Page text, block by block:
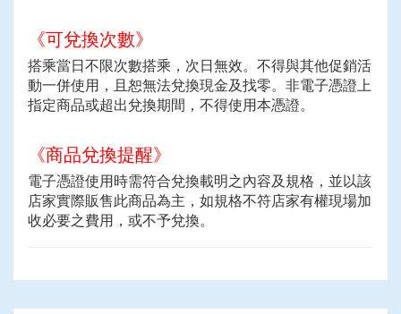
《可兌換次數》
搭乘當日不限次數搭乘，次日無效。不得與其他促銷活
動一併使用，且恕無法兌換現金及找零。非電子憑證上
指定商品或超出兌換期間，不得使用本憑證。
《商品兌換提醒》
電子憑證使用時需符合兌換載明之內容及規格，並以該
店家實際販售此商品為主，如規格不符店家有權現場加
收必要之費用，或不予兌換。